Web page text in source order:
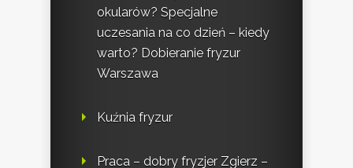
okularów? Specjalne
uczesania na co dzień – kiedy
warto? Dobieranie fryzur
Warszawa
Kuźnia fryzur
Praca – dobry fryzjer Zgierz –